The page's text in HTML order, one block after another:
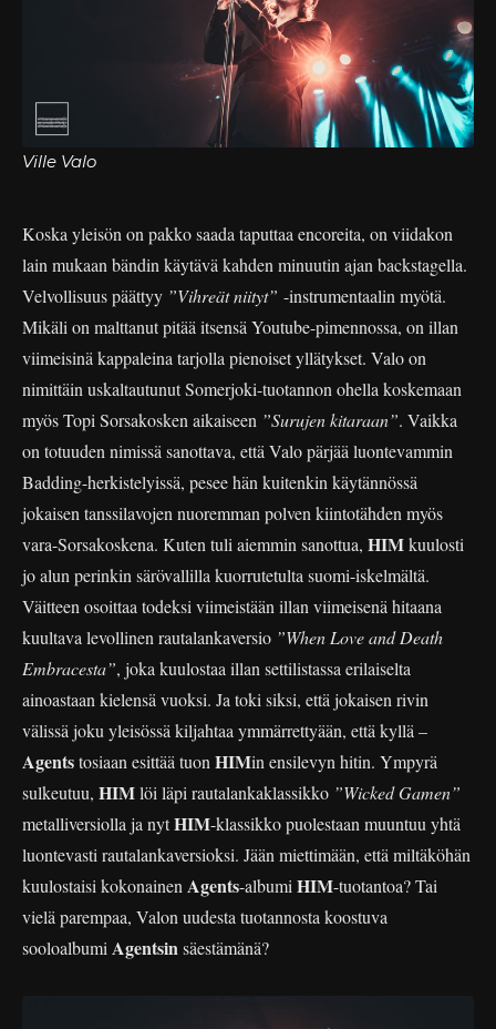
Ville Valo
Koska yleisön on pakko saada taputtaa encoreita, on viidakon
lain mukaan bändin käytävä kahden minuutin ajan backstagella.
Velvollisuus päättyy ”Vihreät niityt” -instrumentaalin myötä.
Mikäli on malttanut pitää itsensä Youtube-pimennossa, on illan
viimeisinä kappaleina tarjolla pienoiset yllätykset. Valo on
nimittäin uskaltautunut Somerjoki-tuotannon ohella koskemaan
myös Topi Sorsakosken aikaiseen ”Surujen kitaraan”. Vaikka
on totuuden nimissä sanottava, että Valo pärjää luontevammin
Badding-herkistelyissä, pesee hän kuitenkin käytännössä
jokaisen tanssilavojen nuoremman polven kiintotähden myös
vara-Sorsakoskena. Kuten tuli aiemmin sanottua, HIMkuulosti
jo alun perinkin särövallilla kuorrutetulta suomi-iskelmältä.
Väitteen osoittaa todeksi viimeistään illan viimeisenä hitaana
kuultava levollinen rautalankaversio ”When Love and Death
Embracesta”, joka kuulostaa illan settilistassa erilaiselta
ainoastaan kielensä vuoksi. Ja toki siksi, että jokaisen rivin
välissä joku yleisössä kiljahtaa ymmärrettyään, että kyllä –
Agentstosiaan esittää tuon HIMin ensilevyn hitin. Ympyrä
sulkeutuu, HIMlöi läpi rautalankaklassikko ”Wicked Gamen”
metalliversiolla ja nytHIM-klassikko puolestaan muuntuu yhtä
luontevasti rautalankaversioksi. Jään miettimään, että miltäköhän
kuulostaisi kokonainen Agents-albumi HIM-tuotantoa? Tai
vielä parempaa, Valon uudesta tuotannosta koostuva
sooloalbumi Agentsinsäestämänä?